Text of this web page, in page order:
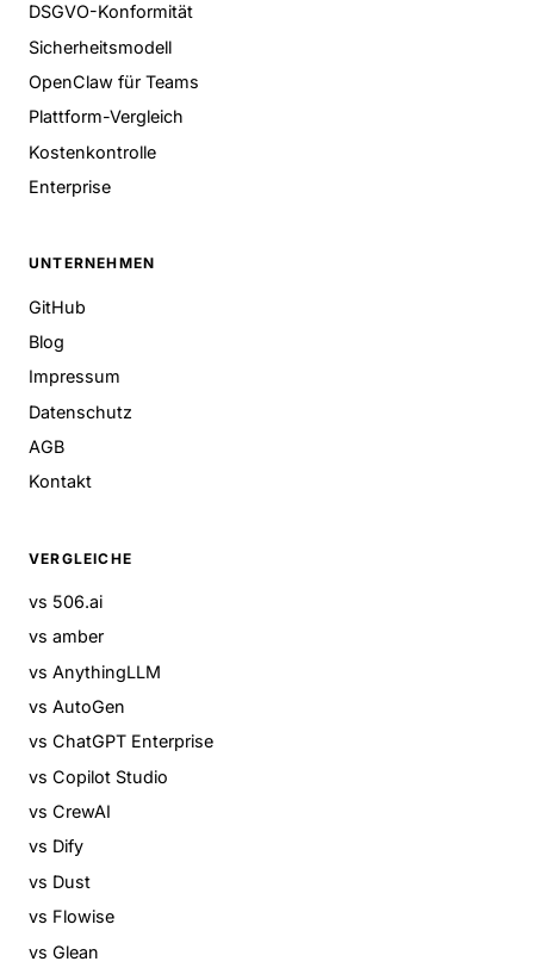
DSGVO-Konformität
Sicherheitsmodell
OpenClaw für Teams
Plattform-Vergleich
Kostenkontrolle
Enterprise
UNTERNEHMEN
GitHub
Blog
Impressum
Datenschutz
AGB
Kontakt
VERGLEICHE
vs 506.ai
vs amber
vs AnythingLLM
vs AutoGen
vs ChatGPT Enterprise
vs Copilot Studio
vs CrewAI
vs Dify
vs Dust
vs Flowise
vs Glean